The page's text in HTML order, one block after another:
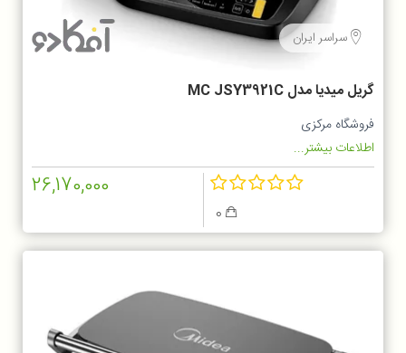
سراسر ایران
گریل میدیا مدل MC JSY3921C
فروشگاه مرکزی
اطلاعات بیشتر...
0
26,170,000